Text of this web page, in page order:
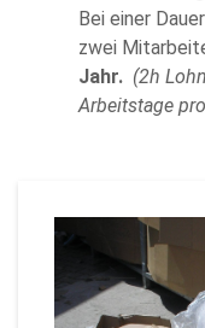
Bei einer
zwei
Jahr. (2h
Arbeitstage